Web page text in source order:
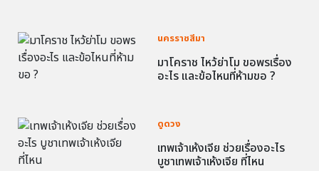
นครราชสีมา
มาโคราช ไหว้ย่าโม ขอพรเรื่อง
อะไร และข้อไหนที่ห้ามขอ ?
ดูดวง
เทพเจ้าเห้งเจีย ช่วยเรื่องอะไร
บูชาเทพเจ้าเห้งเจีย ที่ไหน